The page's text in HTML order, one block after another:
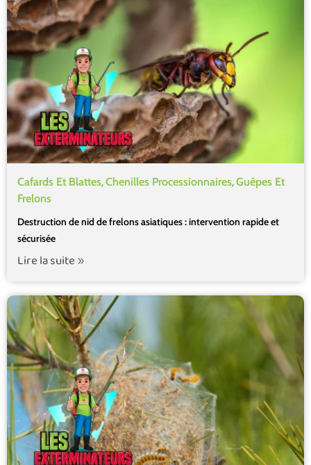
Cafards Et Blattes,Chenilles Processionnaires,Guêpes Et
Frelons
Destruction de nid de frelons asiatiques : intervention rapide et
sécurisée
Lire la suite